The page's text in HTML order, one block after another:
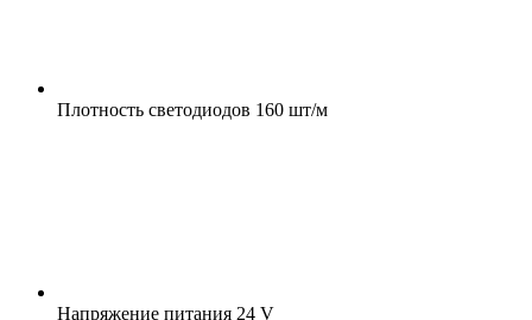
Плотность светодиодов 160 шт/м
Напряжение питания 24 V